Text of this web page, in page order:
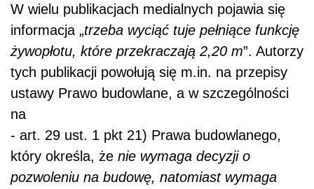
W wielu publikacjach medialnych pojawia się
informacja „trzeba wyciąć tuje pełniące funkcję
żywopłotu, które przekraczają 2,20 m”. Autorzy
tych publikacji powołują się m.in. na przepisy
ustawy Prawo budowlane, a w szczególności
na
- art. 29 ust. 1 pkt 21) Prawa budowlanego,
który określa, że nie wymaga decyzji o
pozwoleniu na budowę, natomiast wymaga